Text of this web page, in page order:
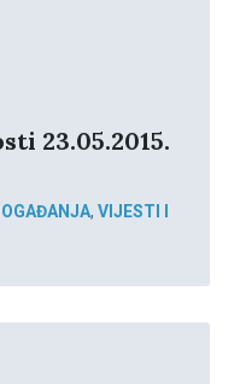
23.05.2015.
, VIJESTI I